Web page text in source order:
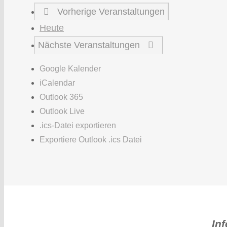
Vorherige Veranstaltungen
Heute
NächsteVeranstaltungen
Google Kalender
iCalendar
Outlook 365
Outlook Live
.ics-Datei exportieren
Exportiere Outlook .ics Datei